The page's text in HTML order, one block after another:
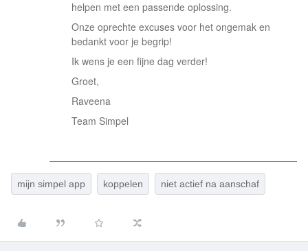
helpen met een passende oplossing.
Onze oprechte excuses voor het ongemak en
bedankt voor je begrip!
Ik wens je een fijne dag verder!
Groet,
Raveena
Team Simpel
mijn simpel app koppelen niet actief na aanschaf